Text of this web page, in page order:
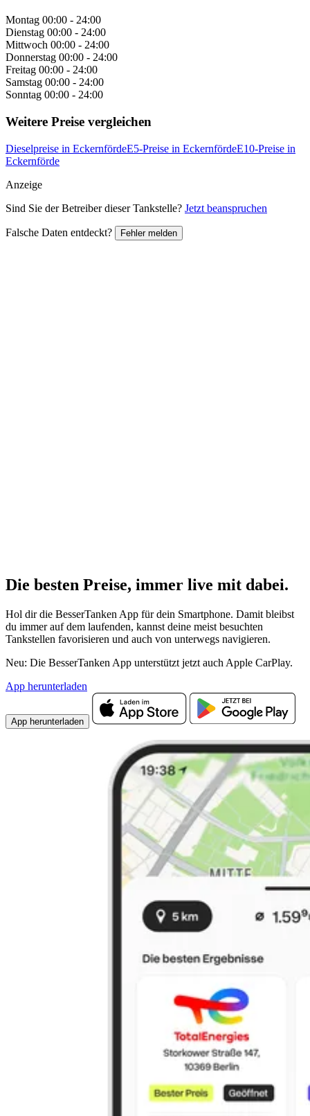
Montag 00:00 - 24:00
Dienstag 00:00 - 24:00
Mittwoch 00:00 - 24:00
Donnerstag 00:00 - 24:00
Freitag 00:00 - 24:00
Samstag 00:00 - 24:00
Sonntag 00:00 - 24:00
Weitere Preise vergleichen
Dieselpreise in EckernfördeE5-Preise in EckernfördeE10-Preise in
Eckernförde
Anzeige
Sind Sie der Betreiber dieser Tankstelle? Jetzt beanspruchen
Falsche Daten entdeckt? Fehler melden
Die besten Preise, immer live mit dabei.
Hol dir die BesserTanken App für dein Smartphone. Damit bleibst
du immer auf dem laufenden, kannst deine meist besuchten
Tankstellen favorisieren und auch von unterwegs navigieren.
Neu: Die BesserTanken App unterstützt jetzt auch Apple CarPlay.
App herunterladen
App herunterladen